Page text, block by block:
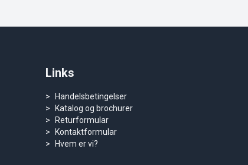
Links
Handelsbetingelser
Katalog og brochurer
Returformular
Kontaktformular
Hvem er vi?